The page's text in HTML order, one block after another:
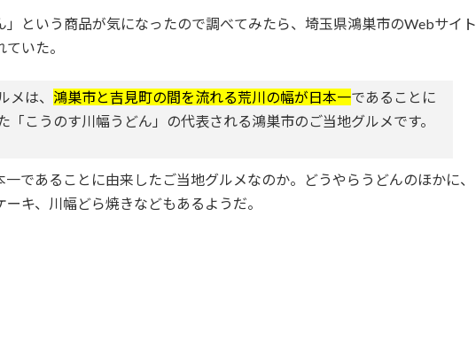
」という商品が気になったので調べてみたら、埼玉県鴻巣市のWebサイト
いた。
メは、 鴻巣市と吉見町の間を流れる荒川の幅が日本一であることに
「こうのす川幅うどん」の代表される鴻巣市のご当地グルメです。
であることに由来したご当地グルメなのか。どうやらうどんのほかに、
キ、川幅どら焼きなどもあるようだ。